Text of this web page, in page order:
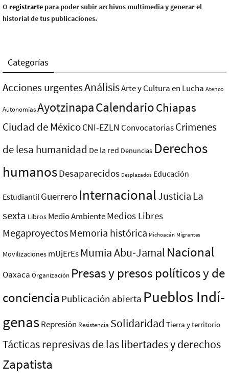
O registrarte para poder subir archivos multimedia y generar el
historial de tus publicaciones.
Categorías
Acciones urgentesAnálisisArte y Cultura en Lucha Atenco
AutonomíasAyotzinapaCalendarioChiapas
Ciudad de MéxicoCNI-EZLN ConvocatoriasCrímenes
de lesa humanidad De la red Denuncias Derechos
humanosDesaparecidos Desplazados Educación
Estudiantil Guerrero InternacionalJusticia La
sexta Libros Medio AmbienteMedios Libres
MegaproyectosMemoria histórica Michoacán Migrantes
Movilizaciones mUjErEs Mumia Abu-Jamal Nacional
Oaxaca Organización Presas y presos polí­ticos y de
conciencia Publicación abierta Pueblos Indí­
genasRepresión Resistencia Solidaridad Tierra y territorio
Tácticas represivas de las libertades y derechos
Zapatista